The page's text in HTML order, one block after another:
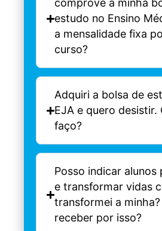
comprove a minha
estudo no Ensino
a mensalidade fixa
curso?
Adquiri a bolsa de
EJA e quero desistir.
faço?
Posso indicar alunos
e transformar vidas
transformei a minha?
receber por isso?